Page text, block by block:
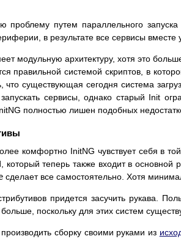
проблему путем параллельного
в результате все сервисы вместе
модульную архитектуру, хотя это
правильной системой скриптов, в
что существующая сегодня система
сервисы, однако старый Init
полностью лишен подобных
комфортно InitNG чувствует себя в
который теперь также входит в
сделает все самостоятельно. Хотя
придется засучить рукава.
поскольку для этих систем
сборку своими руками из